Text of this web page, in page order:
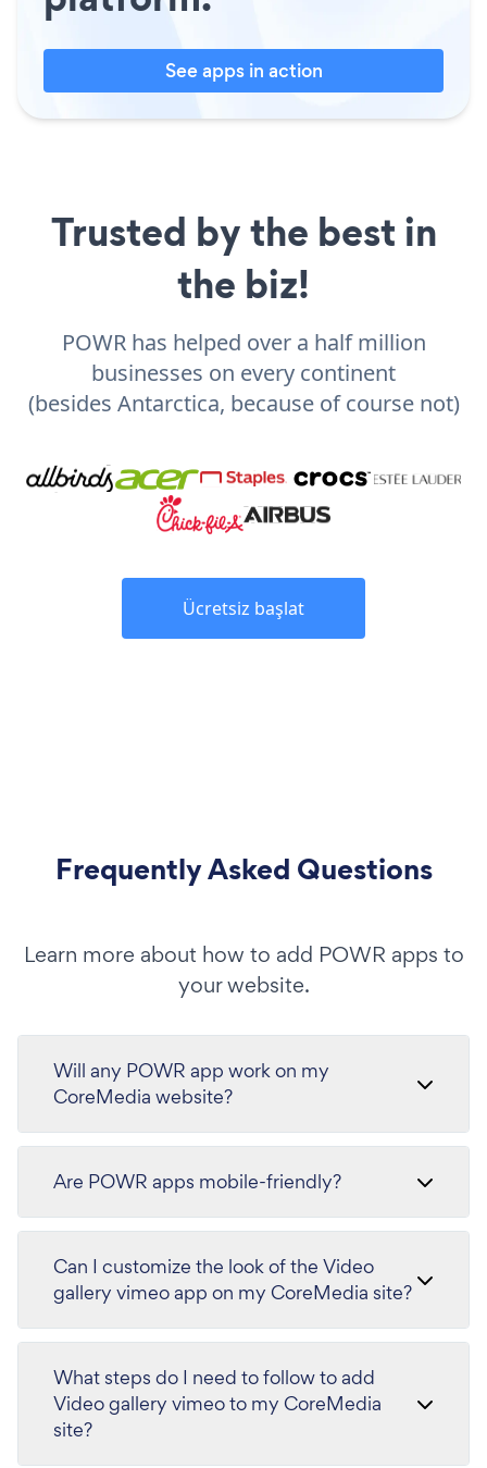
See apps in action
Trusted by the best in
the biz!
POWR has helped over a half million
businesses on every continent
(besides Antarctica, because of course not)
Ücretsiz başlat
Frequently Asked Questions
Learn more about how to add POWR apps to
your website.
Will any POWR app work on my
CoreMedia website?
Are POWR apps mobile-friendly?
Can I customize the look of the Video
gallery vimeo app on my CoreMedia site?
What steps do I need to follow to add
Video gallery vimeo to my CoreMedia
site?